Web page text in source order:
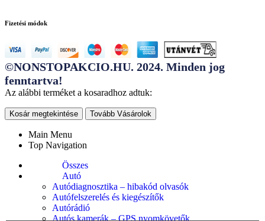
Fizetési módok
©NONSTOPAKCIO.HU. 2024. Minden jog
fenntartva!
Az alábbi terméket a kosaradhoz adtuk:
Kosár megtekintése Tovább Vásárolok
Main Menu
Top Navigation
Összes
Autó
Autódiagnosztika – hibakód olvasók
Autófelszerelés és kiegészítők
Autórádió
Autós kamerák – GPS nyomkövetők